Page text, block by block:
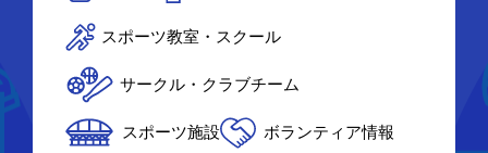
スポーツ教室・スクール
サークル・クラブチーム
スポーツ施設
ボランティア情報